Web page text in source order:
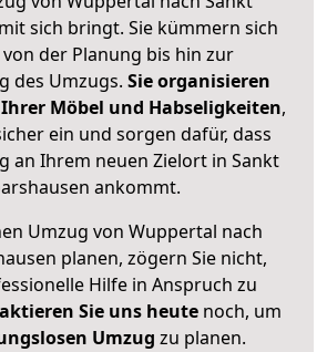
sich bringt. Sie kümmern sich
von der Planung bis hin zur
des Umzugs. Sie organisieren
Möbel und Habseligkeiten,
ein und sorgen dafür, dass
an Ihrem neuen Zielort in Sankt
ankommt.
Umzug von Wuppertal nach
planen, zögern Sie nicht,
Hilfe in Anspruch zu
Sie uns heutenoch, um
Umzug zu planen.